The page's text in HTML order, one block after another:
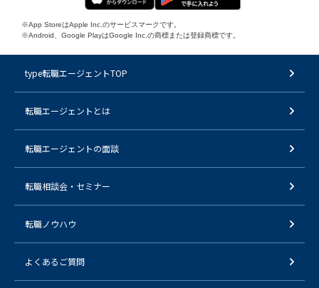
※App StoreはApple Inc.のサービスマークです。
※Android、Google PlayはGoogle Inc.の商標または登録商標です。
type転職エージェントTOP
転職エージェントとは
転職エージェントの面談
転職相談会・セミナー
転職ノウハウ
よくあるご質問